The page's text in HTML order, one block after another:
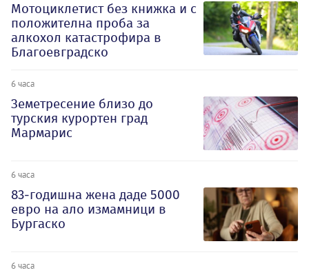
Мотоциклетист без книжка и с
положителна проба за
алкохол катастрофира в
Благоевградско
6 часа
Земетресение близо до
турския курортен град
Мармарис
6 часа
83-годишна жена даде 5000
евро на ало измамници в
Бургаско
6 часа